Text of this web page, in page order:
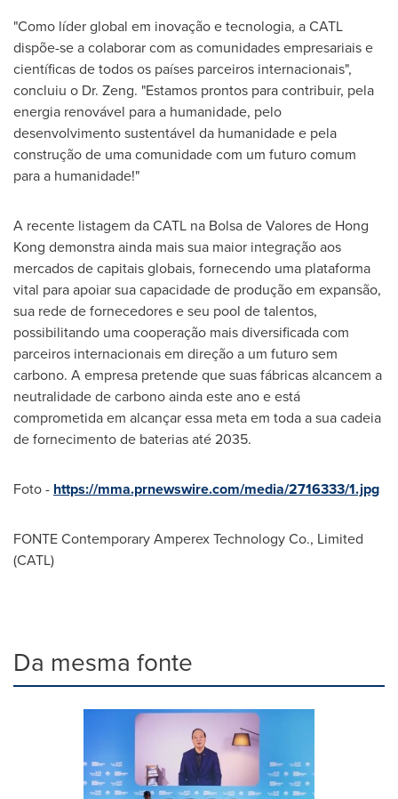
"Como líder global em inovação e tecnologia, a CATL
dispõe-se a colaborar com as comunidades empresariais e
científicas de todos os países parceiros internacionais",
concluiu o Dr. Zeng. "Estamos prontos para contribuir, pela
energia renovável para a humanidade, pelo
desenvolvimento sustentável da humanidade e pela
construção de uma comunidade com um futuro comum
para a humanidade!"
A recente listagem da CATL na Bolsa de Valores de Hong
Kong demonstra ainda mais sua maior integração aos
mercados de capitais globais, fornecendo uma plataforma
vital para apoiar sua capacidade de produção em expansão,
sua rede de fornecedores e seu pool de talentos,
possibilitando uma cooperação mais diversificada com
parceiros internacionais em direção a um futuro sem
carbono. A empresa pretende que suas fábricas alcancem a
neutralidade de carbono ainda este ano e está
comprometida em alcançar essa meta em toda a sua cadeia
de fornecimento de baterias até 2035.
Foto - https://mma.prnewswire.com/media/2716333/1.jpg
FONTE Contemporary Amperex Technology Co., Limited
(CATL)
Da mesma fonte